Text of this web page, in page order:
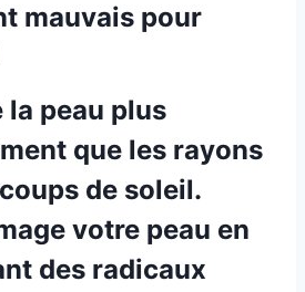
mauvais pour
la peau plus
que les rayons
de soleil.
votre peau en
des radicaux